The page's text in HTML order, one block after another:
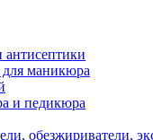
антисептики
для маникюра
и педикюра
обезжириватели,